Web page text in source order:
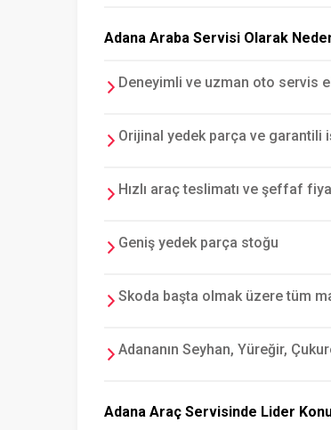
Adana Araba Servisi Olarak
Deneyimli ve uzman oto servis
Orijinal yedek parça ve garantili
Hızlı araç teslimatı ve şeffaf
Geniş yedek parça stoğu
Skoda başta olmak üzere tüm
Adananın Seyhan, Yüreğir,
Adana Araç Servisinde Lider